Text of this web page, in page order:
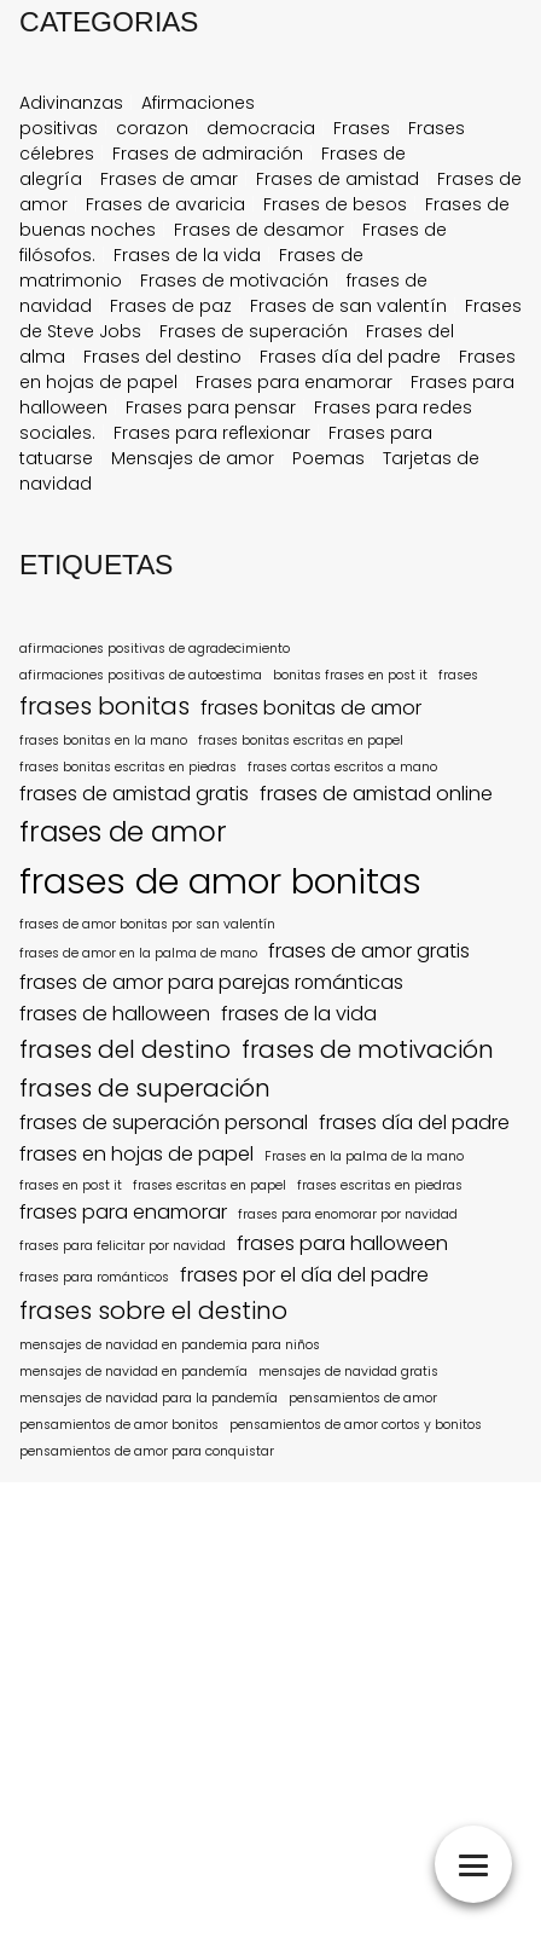
CATEGORIAS
Adivinanzas
Afirmaciones
positivas
corazon democracia Frases
Frases
célebres
Frases de admiración
Frases de
alegría
Frases de amar Frases de amistad
Frases de
amor
Frases de avaricia Frases de besos
Frases de
buenas noches
Frases de desamor
Frases de
filósofos.
Frases de la vida
Frases de
matrimonio
Frases de motivación
frases de
navidad
Frases de paz Frases de san valentín
Frases
de Steve Jobs
Frases de superación
Frases del
alma
Frases del destino Frases día del padre
Frases
en hojas de papel
Frases para enamorar
Frases para
halloween
Frases para pensar
Frases para redes
sociales.
Frases para reflexionar
Frases para
tatuarse
Mensajes de amor Poemas
Tarjetas de
navidad
ETIQUETAS
afirmaciones positivas de agradecimiento
afirmaciones positivas de autoestima
bonitas frases en post it frases
frases bonitas frases bonitas de amor
frases bonitas en la mano frases bonitas escritas en papel
frases bonitas escritas en piedras
frases cortas escritos a mano
frases de amistad gratis frases de amistad online
frases de amor
frases de amor bonitas
frases de amor bonitas por san valentín
frases de amor en la palma de mano frases de amor gratis
frases de amor para parejas románticas
frases de halloween frases de la vida
frases del destino frases de motivación
frases de superación
frases de superación personal frases día del padre
frases en hojas de papel
Frases en la palma de la mano
frases en post it frases escritas en papel frases escritas en piedras
frases para enamorar frases para enomorar por navidad
frases para felicitar por navidad
frases para halloween
frases para románticos frases por el día del padre
frases sobre el destino
mensajes de navidad en pandemia para niños
mensajes de navidad en pandemía
mensajes de navidad gratis
mensajes de navidad para la pandemía
pensamientos de amor
pensamientos de amor bonitos
pensamientos de amor cortos y bonitos
pensamientos de amor para conquistar